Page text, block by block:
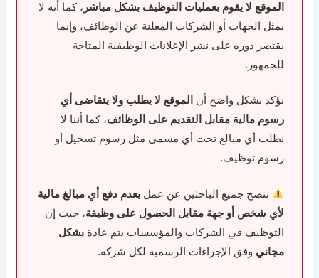
الموقع لا يقوم بعمليات التوظيف بشكل مباشر ، كما أنه لا
يمثل الجهات أو الشركات المعلنة عن الوظائف، وإنما
يقتصر دوره على نشر الإعلانات الوظيفية المتاحة
للجمهور.
نؤكد بشكل واضح أن
الموقع لا يطلب ولا يتقاضى أي
رسوم مالية مقابل التقديم على الوظائف، كما أننا لا
نطلب أي مبالغ تحت أي مسمى مثل رسوم تسجيل أو
رسوم توظيف.
ننصح جميع الباحثين عن عملبعدم دفع أي مبالغ مالية
لأي شخص أو جهة مقابل الحصول على وظيفة، حيث إن
التوظيف في الشركات والمؤسسات يتم عادةبشكل
مجاني وفق الإجراءات الرسمية لكل شركة.